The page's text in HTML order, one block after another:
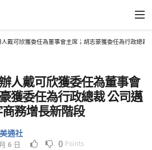
戴可欣獲委任為董事會主席；胡志豪獲委任為行政總裁
人戴可欣獲委任為董事會
獲委任為行政總裁 公司邁
商務增長新階段
通社
6 日 0 Points